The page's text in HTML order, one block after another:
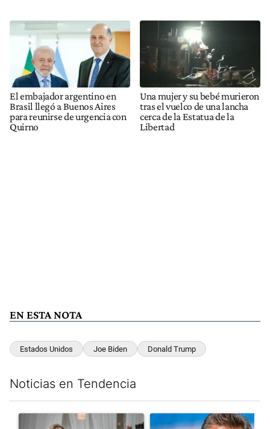
El embajador argentino en
Brasil llegó a Buenos Aires
para reunirse de urgencia con
Quirno
Una mujer y su bebé murieron
tras el vuelco de una lancha
cerca de la Estatua de la
Libertad
EN ESTA NOTA
Estados Unidos Joe Biden Donald Trump
Noticias en Tendencia
Un artículo de tendencia con el título "Karina Milei vuelve al
Un artículo de tendencia